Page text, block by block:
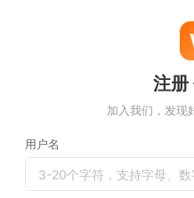
注册
加入我们，发现
用户名